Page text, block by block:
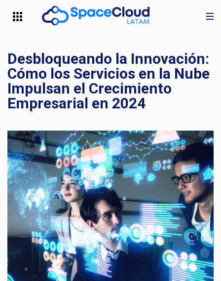
Desbloqueando la Innovación:
Cómo los Servicios en la Nube
Impulsan el Crecimiento
Empresarial en 2024